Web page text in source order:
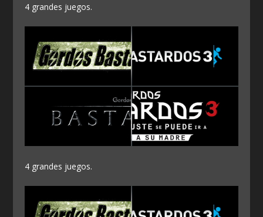
4 grandes juegos.
4 grandes juegos.